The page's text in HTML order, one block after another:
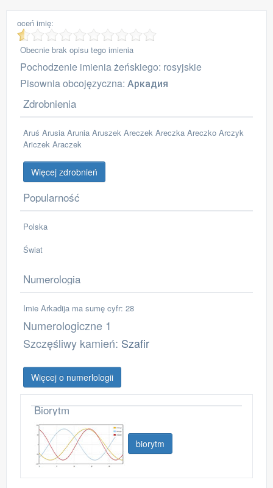
oceń imię:
Obecnie brak opisu tego imienia
Pochodzenie imienia żeńskiego: rosyjskie
Pisownia obcojęzyczna: Аркадия
Zdrobnienia
Aruś Arusia Arunia Aruszek Areczek Areczka Areczko Arczyk
Ariczek Araczek
Więcej zdrobnień
Popularność
Polska
Świat
Numerologia
Imie Arkadija ma sumę cyfr: 28
Numerologiczne 1
Szczęśliwy kamień: Szafir
Więcej o numerlologii
Biorytm
biorytm